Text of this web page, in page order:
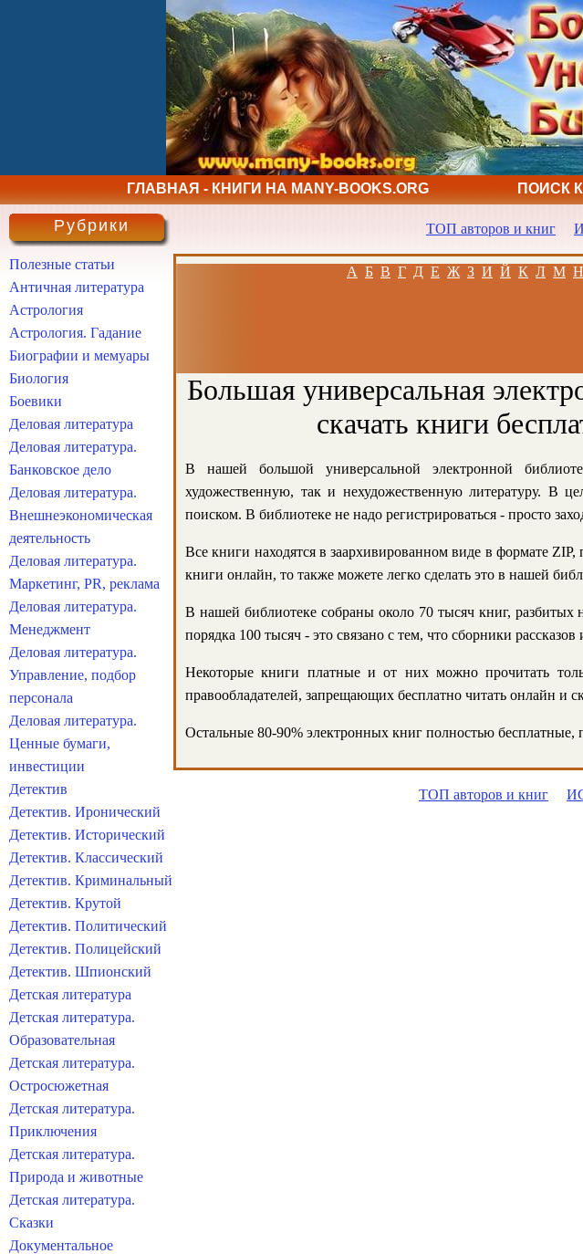
ГЛАВНАЯ - КНИГИ НА MANY-BOOKS.ORG ПОИСК
ТОП авторов и книг
А Б В Г Д Е Ж З И Й К Л М Н
Большая универсальная
скачать книги
В нашей большой универсальной электронной
художественную, так и нехудожественную литературу. В
поиском. В библиотеке не надо регистрироваться - просто
Все книги находятся в заархивированном виде в формате
книги онлайн, то также можете легко сделать это в нашей
В нашей библиотеке собраны около 70 тысяч книг,
порядка 100 тысяч - это связано с тем, что сборники
Некоторые книги платные и от них можно прочитать
правообладателей, запрещающих бесплатно читать онлайн и
Остальные 80-90% электронных книг полностью бесплатные,
ТОП авторов и книг
Рубрики
Полезные статьи
Античная литература
Астрология
Астрология. Гадание
Биографии и мемуары
Биология
Боевики
Деловая литература
Деловая литература.
Банковское дело
Деловая литература.
Внешнеэкономическая
деятельность
Деловая литература.
Маркетинг, PR, реклама
Деловая литература.
Менеджмент
Деловая литература.
Управление, подбор
персонала
Деловая литература.
Ценные бумаги,
инвестиции
Детектив
Детектив. Иронический
Детектив. Исторический
Детектив. Классический
Детектив. Криминальный
Детектив. Крутой
Детектив. Политический
Детектив. Полицейский
Детектив. Шпионский
Детская литература
Детская литература.
Образовательная
Детская литература.
Остросюжетная
Детская литература.
Приключения
Детская литература.
Природа и животные
Детская литература.
Сказки
Документальное